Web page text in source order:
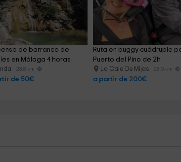
de barranco de
en Málaga 4 horas
28.8 km
de 50€
Ruta en buggy cuádruple
Puerto del Pino de 2h
La Cala De Mijas 28.0 km
a partir de 200€